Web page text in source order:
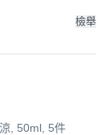
檢舉
, 50ml, 5件